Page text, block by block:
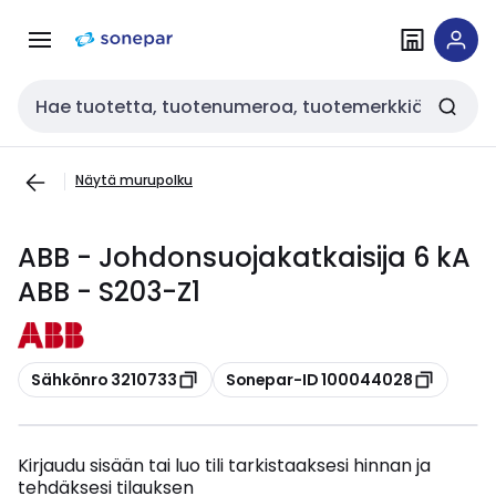
navigointiinsisältöön
Haku
Näytä murupolku
ABB - Johdonsuojakatkaisija 6 kA
ABB - S203-Z1
Kopioi
Sähkönro 3210733 Kopioi
Sonepar-ID 100044028
Kirjaudu sisään tai luo tili tarkistaaksesi hinnan ja
tehdäksesi tilauksen